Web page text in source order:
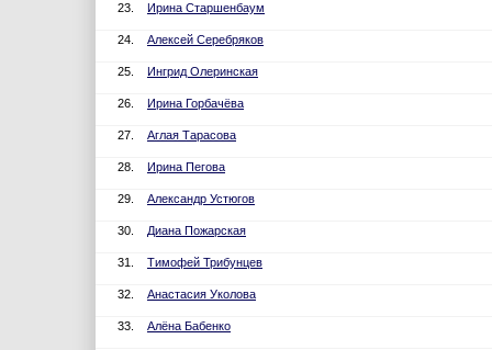
23. Ирина Старшенбаум
24. Алексей Серебряков
25. Ингрид Олеринская
26. Ирина Горбачёва
27. Аглая Тарасова
28. Ирина Пегова
29. Александр Устюгов
30. Диана Пожарская
31. Тимофей Трибунцев
32. Анастасия Уколова
33. Алёна Бабенко